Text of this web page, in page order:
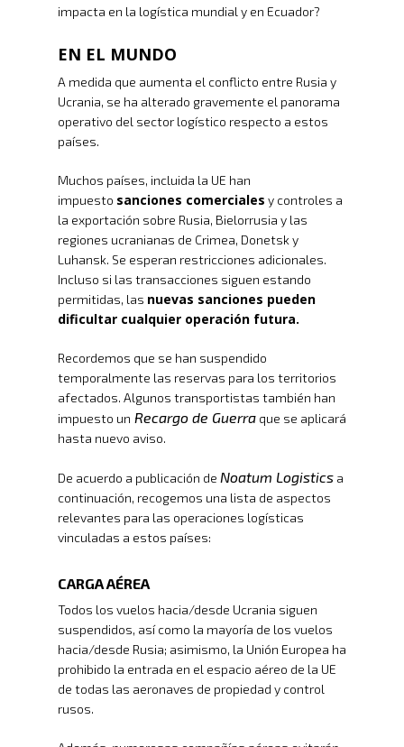
impacta en la logística mundial y en Ecuador?
EN EL MUNDO
A medida que aumenta el conflicto entre Rusia y
Ucrania, se ha alterado gravemente el panorama
operativo del sector logístico respecto a estos
países.
Muchos países, incluida la UE han
impuesto sanciones comerciales y controles a
la exportación sobre Rusia, Bielorrusia y las
regiones ucranianas de Crimea, Donetsk y
Luhansk. Se esperan restricciones adicionales.
Incluso si las transacciones siguen estando
permitidas, las nuevas sanciones pueden
dificultar cualquier operación futura.
Recordemos que se han suspendido
temporalmente las reservas para los territorios
afectados. Algunos transportistas también han
impuesto un Recargo de Guerra que se aplicará
hasta nuevo aviso.
De acuerdo a publicación de Noatum Logistics a
continuación, recogemos una lista de aspectos
relevantes para las operaciones logísticas
vinculadas a estos países:
CARGA AÉREA
Todos los vuelos hacia/desde Ucrania siguen
suspendidos, así como la mayoría de los vuelos
hacia/desde Rusia; asimismo, la Unión Europea ha
prohibido la entrada en el espacio aéreo de la UE
de todas las aeronaves de propiedad y control
rusos.